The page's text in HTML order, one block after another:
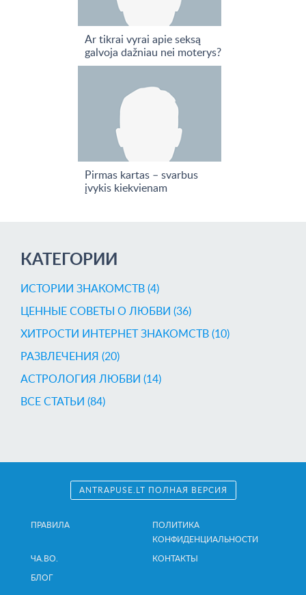
Ar tikrai vyrai apie seksą
galvoja dažniau nei moterys?
Pirmas kartas – svarbus
įvykis kiekvienam
КАТЕГОРИИ
ИСТОРИИ ЗНАКОМСТВ (4)
ЦЕННЫЕ СОВЕТЫ О ЛЮБВИ (36)
ХИТРОСТИ ИНТЕРНЕТ ЗНАКОМСТВ (10)
РАЗВЛЕЧЕНИЯ (20)
AСТРОЛОГИЯ ЛЮБВИ (14)
ВСЕ СТАТЬИ (84)
ANTRAPUSE.LT ПОЛНАЯ ВЕРСИЯ
ПРАВИЛА
ПОЛИТИКА
КОНФИДЕНЦИАЛЬНОСТИ
ЧА.ВО.
КОНТАКТЫ
БЛОГ